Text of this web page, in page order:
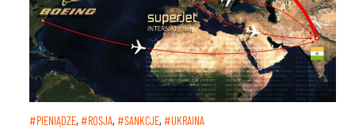
#PIENIĄDZE,#ROSJA,#SANKCJE,#UKRAINA